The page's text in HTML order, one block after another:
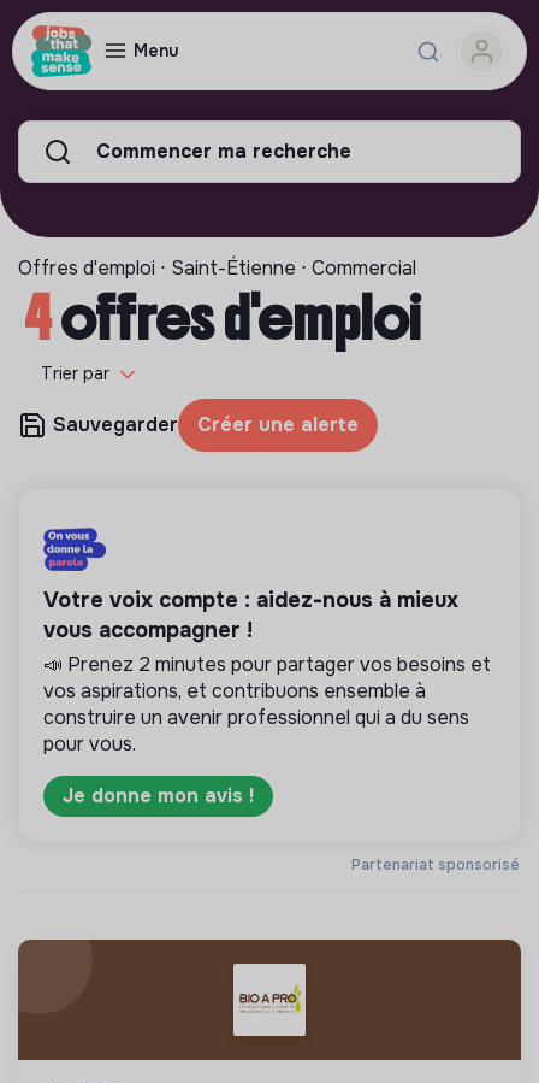
Menu
Commencer ma recherche
Offres d'emploi ⋅ Saint-Étienne ⋅ Commercial
4offres d'emploi
Trier par
Sauvegarder Créer une alerte
Partenariat sponsorisé
Votre voix compte : aidez-nous à mieux
vous accompagner !
📣 Prenez 2 minutes pour partager vos besoins et
vos aspirations, et contribuons ensemble à
construire un avenir professionnel qui a du sens
pour vous.
Je donne mon avis !